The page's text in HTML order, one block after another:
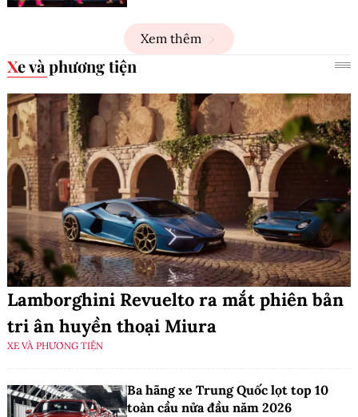
Xem thêm
Xe và phương tiện
Lamborghini Revuelto ra mắt phiên bản
tri ân huyền thoại Miura
XE VÀ PHƯƠNG TIỆN
Ba hãng xe Trung Quốc lọt top 10
toàn cầu nửa đầu năm 2026